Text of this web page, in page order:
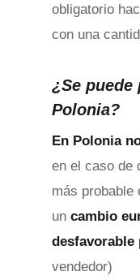
obligatorio
con una
¿Se puede
Polonia?
En Polonia
en el caso de
más probable
un cambio
desfavorable
vendedor)